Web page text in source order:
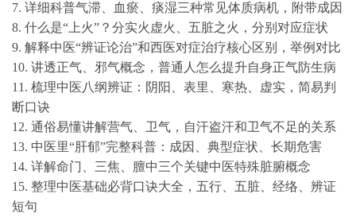
7. 详细科普气滞、血瘀、痰湿三种常见体质病机，附带成因
8. 什么是“上火”？分实火虚火、五脏之火，分别对应症状
9. 解释中医“辨证论治”和西医对症治疗核心区别，举例对比
10. 讲透正气、邪气概念，普通人怎么提升自身正气防生病
11. 梳理中医八纲辨证：阴阳、表里、寒热、虚实，简易判
断口诀
12. 通俗易懂讲解营气、卫气，自汗盗汗和卫气不足的关系
13. 中医里“肝郁”完整科普：成因、典型症状、长期危害
14. 详解命门、三焦、膻中三个关键中医特殊脏腑概念
15. 整理中医基础必背口诀大全，五行、五脏、经络、辨证
短句